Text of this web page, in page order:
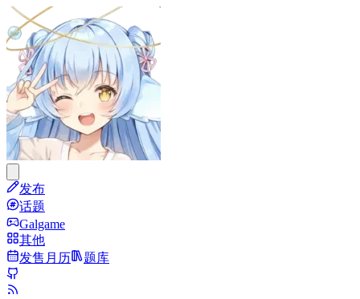
发布
话题
Galgame
其他
发售月历
题库